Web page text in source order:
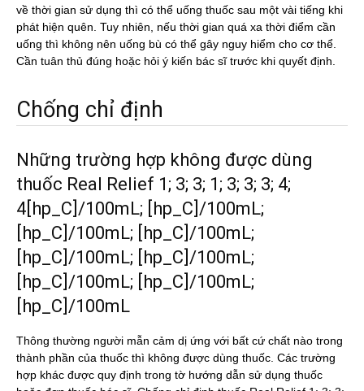
về thời gian sử dụng thì có thể uống thuốc sau một vài tiếng khi
phát hiện quên. Tuy nhiên, nếu thời gian quá xa thời điểm cần
uống thì không nên uống bù có thể gây nguy hiểm cho cơ thể.
Cần tuân thủ đúng hoặc hỏi ý kiến bác sĩ trước khi quyết định.
Chống chỉ định
Những trường hợp không được dùng
thuốc Real Relief 1; 3; 3; 1; 3; 3; 3; 4;
4[hp_C]/100mL; [hp_C]/100mL;
[hp_C]/100mL; [hp_C]/100mL;
[hp_C]/100mL; [hp_C]/100mL;
[hp_C]/100mL; [hp_C]/100mL;
[hp_C]/100mL
Thông thường người mẫn cảm dị ứng với bất cứ chất nào trong
thành phần của thuốc thì không được dùng thuốc. Các trường
hợp khác được quy định trong tờ hướng dẫn sử dụng thuốc